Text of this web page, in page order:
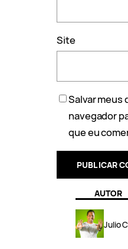
Site
Salvar meus
navegador
que eu
AUTOR
Julio